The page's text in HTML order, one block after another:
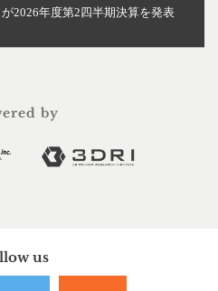
2026年度第2四半期決算を発表
by
us